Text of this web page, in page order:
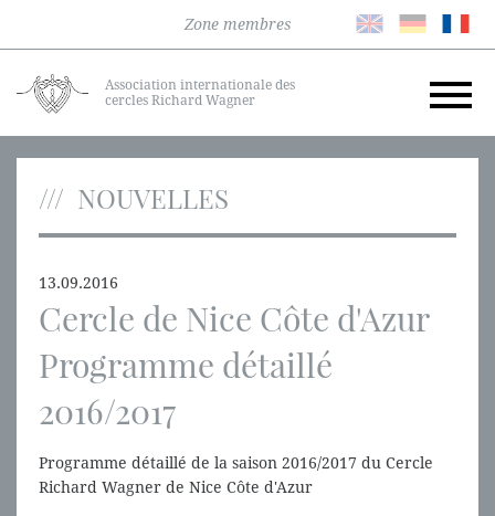
Zone membres
Association internationale des
cercles Richard Wagner
NOUVELLES
13.09.2016
Cercle de Nice Côte d'Azur
Programme détaillé
2016/2017
Programme détaillé de la saison 2016/2017 du Cercle
Richard Wagner de Nice Côte d'Azur